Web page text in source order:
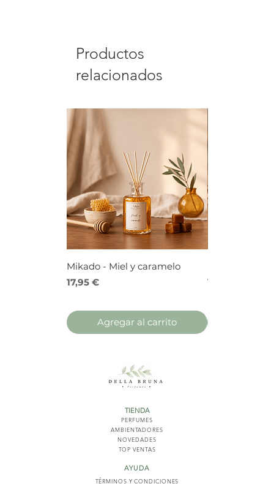
Productos
relacionados
Mikado - Miel y caramelo
Precio
17,95 €
Agregar al carrito
Precio
17,95 €
TIENDA
PERFUMES
AMBIENTADORES
NOVEDADES
TOP VENTAS
AYUDA
TÉRMINOS Y CONDICIONES